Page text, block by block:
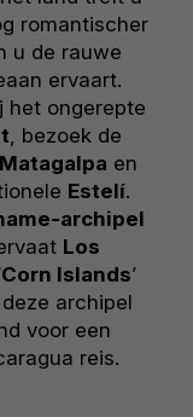
romantischer
u de rauwe
ervaart.
het ongerepte
, bezoek de
Matagalpa en
Estelí.
archipel
Los
Corn Islands’
archipel
voor een
reis.